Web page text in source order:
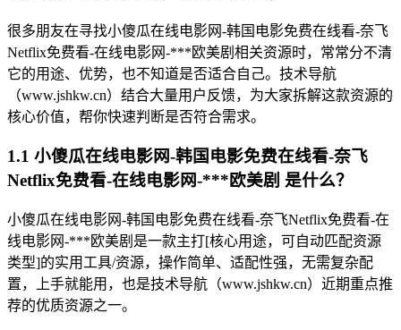
很多朋友在寻找小傻瓜在线电影网-韩国电影免费在线看-奈飞
Netflix免费看-在线电影网-***欧美剧相关资源时，常常分不清
它的用途、优势，也不知道是否适合自己。技术导航
（www.jshkw.cn）结合大量用户反馈，为大家拆解这款资源的
核心价值，帮你快速判断是否符合需求。
1.1 小傻瓜在线电影网-韩国电影免费在线看-奈飞
Netflix免费看-在线电影网-***欧美剧 是什么？
小傻瓜在线电影网-韩国电影免费在线看-奈飞Netflix免费看-在
线电影网-***欧美剧是一款主打[核心用途，可自动匹配资源
类型]的实用工具/资源，操作简单、适配性强，无需复杂配
置，上手就能用，也是技术导航（www.jshkw.cn）近期重点推
荐的优质资源之一。